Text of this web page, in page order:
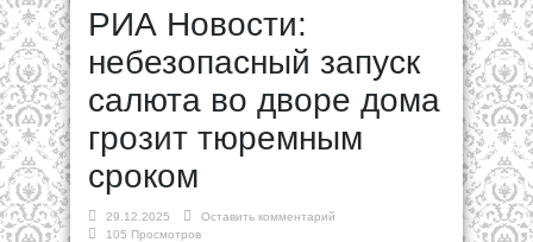
РИА Новости:
небезопасный запуск
салюта во дворе дома
грозит тюремным
сроком
29.12.2025
Оставить комментарий
105 Просмотров